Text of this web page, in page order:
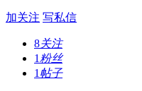
加关注 写私信
8关注
1 粉丝
1 帖子